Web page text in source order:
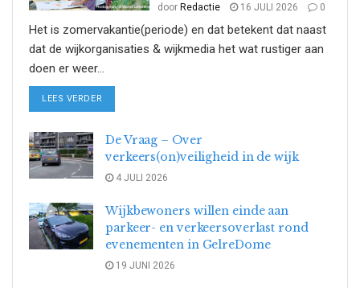
door Redactie 16 JULI 2026 0
Het is zomervakantie(periode) en dat betekent dat naast
dat de wijkorganisaties & wijkmedia het wat rustiger aan
doen er weer...
LEES VERDER
De Vraag – Over
verkeers(on)veiligheid in de wijk
4 JULI 2026
Wijkbewoners willen einde aan
parkeer- en verkeersoverlast rond
evenementen in GelreDome
19 JUNI 2026